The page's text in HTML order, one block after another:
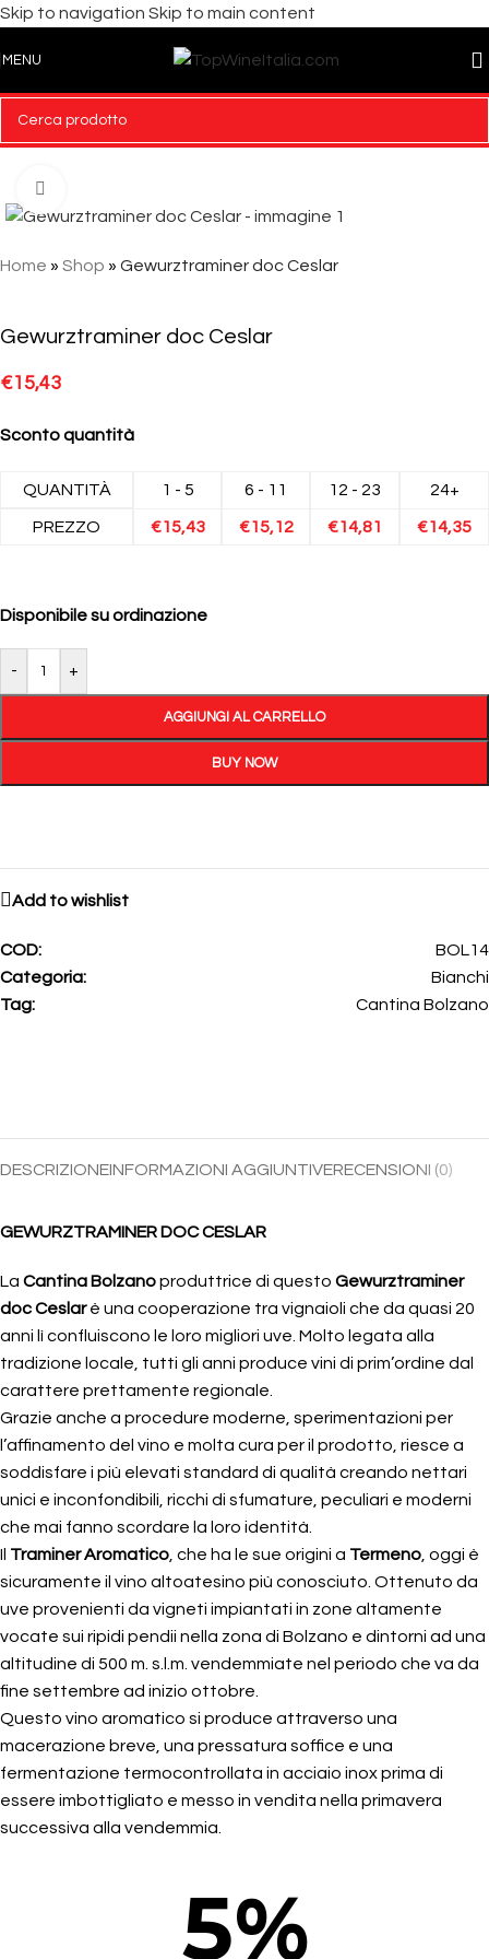
Skip to navigation Skip to main content
MENU
Home » Shop » Gewurztraminer doc Ceslar
Gewurztraminer doc Ceslar
€15,43
Sconto quantità
QUANTITÀ 1 - 5 6 - 11 12 - 23 24+
PREZZO €15,43 €15,12 €14,81 €14,35
Disponibile su ordinazione
- +
AGGIUNGI AL CARRELLO
BUY NOW
Add to wishlist
COD:
BOL14
Categoria:
Bianchi
Tag:
Cantina Bolzano
DESCRIZIONEINFORMAZIONI AGGIUNTIVERECENSIONI (0)
GEWURZTRAMINER DOC CESLAR
La Cantina Bolzanoproduttrice di questo Gewurztraminer
doc Ceslarè una cooperazione tra vignaioli che da quasi 20
anni lì confluiscono le loro migliori uve. Molto legata alla
tradizione locale, tutti gli anni produce vini di prim’ordine dal
carattere prettamente regionale.
Grazie anche a procedure moderne, sperimentazioni per
l’affinamento del vino e molta cura per il prodotto, riesce a
soddisfare i più elevati standard di qualità creando nettari
unici e inconfondibili, ricchi di sfumature, peculiari e moderni
che mai fanno scordare la loro identità.
Il Traminer Aromatico , che ha le sue origini a Termeno , oggi è
sicuramente il vino altoatesino più conosciuto. Ottenuto da
uve provenienti da vigneti impiantati in zone altamente
vocate sui ripidi pendii nella zona di Bolzano e dintorni ad una
altitudine di 500 m. s.l.m. vendemmiate nel periodo che va da
fine settembre ad inizio ottobre.
Questo vino aromatico si produce attraverso una
macerazione breve, una pressatura soffice e una
fermentazione termocontrollata in acciaio inox prima di
essere imbottigliato e messo in vendita nella primavera
successiva alla vendemmia.
5%